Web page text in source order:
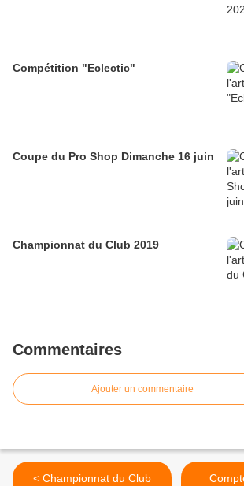
Compétition "Eclectic"
Coupe du Pro Shop Dimanche 16 juin
Championnat du Club 2019
Commentaires
Ajouter un commentaire
< Championnat du Club